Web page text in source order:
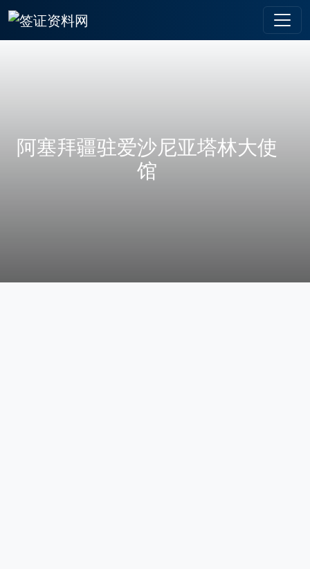
阿塞拜疆驻爱沙尼亚塔林大使
馆